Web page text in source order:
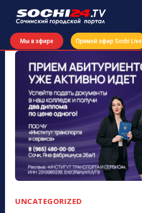
Мы в эфире Прямой эфир Sochi Live
UNCATEGORIZED